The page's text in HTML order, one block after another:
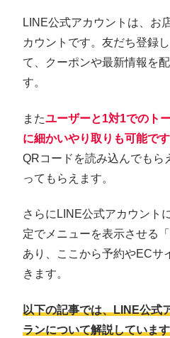
LINE公式アカウントは、お
カウントです。友だち登録
て、クーポンや最新情報を
す。
またユーザーと1対1でのト
に細かいやり取りも可能です
QRコードを読み込んでもら
ってもらえます。
さらにLINE公式アカウント
定でメニューを表示させる
あり、ここから予約やECサ
きます。
以下の記事では、LINE公式
ランについて解説していま